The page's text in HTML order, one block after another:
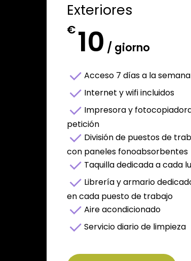
Exteriores
€ 10 / giorno
Acceso 7 días a la semana
Internet y wifi incluidos
Impresora y
petición
División de puestos de
con paneles fonoabsorbentes
Taquilla dedicada a cada
Librería y armario
en cada puesto de trabajo
Aire acondicionado
Servicio diario de limpieza